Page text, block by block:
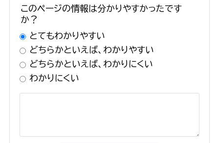
このページの情報は分かりやすかったです
か？
とてもわかりやすい
どちらかといえば、わかりやすい
どちらかといえば、わかりにくい
わかりにくい